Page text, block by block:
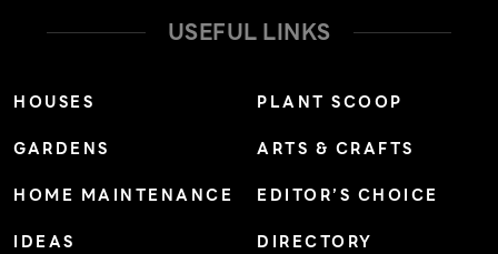
USEFUL LINKS
HOUSES
GARDENS
HOME MAINTENANCE
IDEAS
PLANT SCOOP
ARTS & CRAFTS
EDITOR’S CHOICE
DIRECTORY